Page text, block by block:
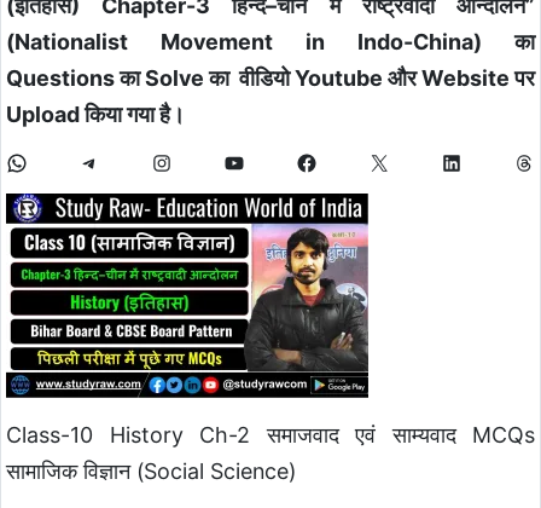
(इतिहास) Chapter-3 हिन्द–चीन में राष्ट्रवादी आन्दोलन”
(Nationalist Movement in Indo-China)का
Questions का Solve का वीडियो Youtube और Website पर
Upload किया गया है।
Class-10 History Ch-2 समाजवाद एवं साम्यवाद MCQs
सामाजिक विज्ञान (Social Science)